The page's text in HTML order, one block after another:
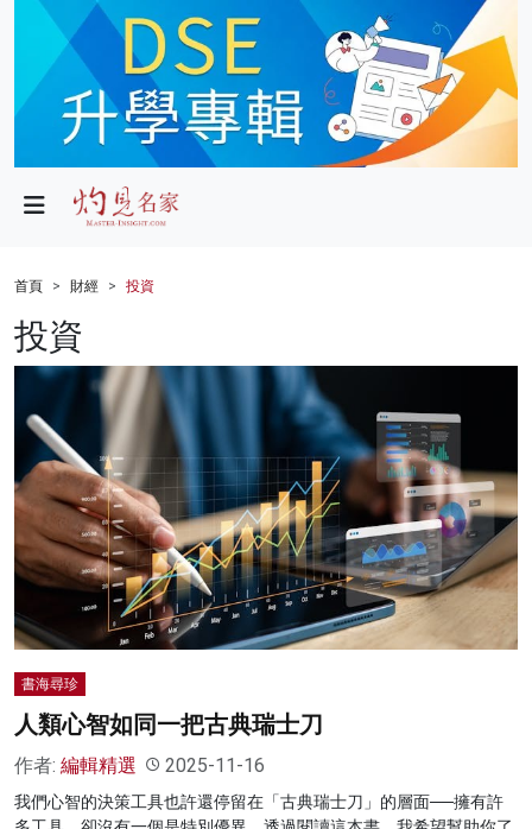
政局
財經
生活
健康
商業
科技
影片
名家榜
灼見活動
首頁 財經 投資
投資
書海尋珍
人類心智如同一把古典瑞士刀
作者: 編輯精選 2025-11-16
我們心智的決策工具也許還停留在「古典瑞士刀」的層面──擁有許